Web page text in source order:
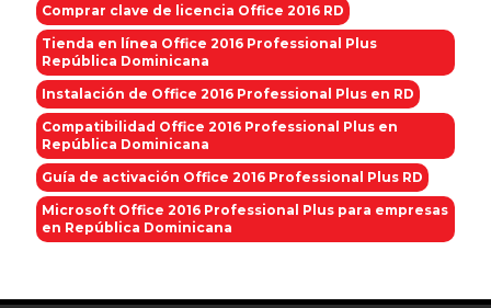
Comprar clave de licencia Office 2016 RD
Tienda en línea Office 2016 Professional Plus
República Dominicana
Instalación de Office 2016 Professional Plus en RD
Compatibilidad Office 2016 Professional Plus en
República Dominicana
Guía de activación Office 2016 Professional Plus RD
Microsoft Office 2016 Professional Plus para empresas
en República Dominicana